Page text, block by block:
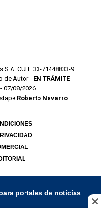
S.A. CUIT: 33-71448833-9
de Autor - EN TRÁMITE
07/08/2026
Roberto Navarro
portales de noticias